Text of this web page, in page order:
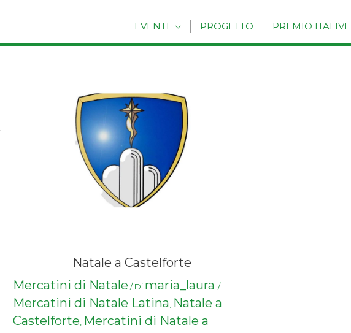
EVENTI PROGETTO PREMIO ITALIVE
Natale a Castelforte
Mercatini di Natale / Di maria_laura /
Mercatini di Natale Latina, Natale a
Castelforte, Mercatini di Natale a